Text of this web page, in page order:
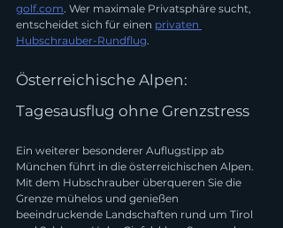
golf.com . Wer maximale Privatsphäre sucht,
entscheidet sich für einen privaten
Hubschrauber-Rundflug
Österreichische Alpen:
Tagesausflug ohne Grenzstress
Ein weiterer besonderer Auflugstipp ab
München führt in die österreichischen Alpen.
Mit dem Hubschrauber überqueren Sie die
Grenze mühelos und genießen
beeindruckende Landschaften rund um Tirol